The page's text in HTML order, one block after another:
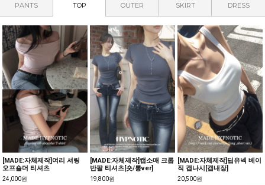
PANTS TOP OUTER SKIRT DRESS
[MADE:자체제작]여리 셔링
오프숄더 티셔츠
24,000원
[MADE:자체제작]캡소매 크롭
반팔 티셔츠[숏/롱ver]
19,800원
[MADE:자체제작]딥유넥 베이
직 캡나시[캡내장]
20,500원